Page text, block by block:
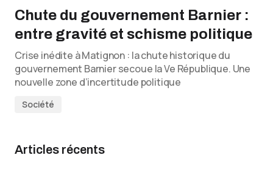
Chute du gouvernement Barnier :
entre gravité et schisme politique
Crise inédite à Matignon : la chute historique du
gouvernement Barnier secoue la Ve République. Une
nouvelle zone d’incertitude politique
Société
Articles récents